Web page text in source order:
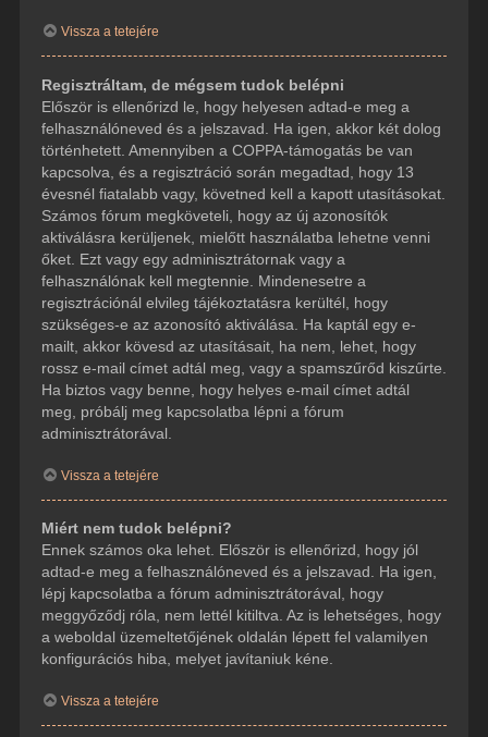
Vissza a tetejére
Regisztráltam, de mégsem tudok belépni
Először is ellenőrizd le, hogy helyesen adtad-e meg a
felhasználóneved és a jelszavad. Ha igen, akkor két dolog
történhetett. Amennyiben a COPPA-támogatás be van
kapcsolva, és a regisztráció során megadtad, hogy 13
évesnél fiatalabb vagy, követned kell a kapott utasításokat.
Számos fórum megköveteli, hogy az új azonosítók
aktiválásra kerüljenek, mielőtt használatba lehetne venni
őket. Ezt vagy egy adminisztrátornak vagy a
felhasználónak kell megtennie. Mindenesetre a
regisztrációnál elvileg tájékoztatásra kerültél, hogy
szükséges-e az azonosító aktiválása. Ha kaptál egy e-
mailt, akkor kövesd az utasításait, ha nem, lehet, hogy
rossz e-mail címet adtál meg, vagy a spamszűrőd kiszűrte.
Ha biztos vagy benne, hogy helyes e-mail címet adtál
meg, próbálj meg kapcsolatba lépni a fórum
adminisztrátorával.
Vissza a tetejére
Miért nem tudok belépni?
Ennek számos oka lehet. Először is ellenőrizd, hogy jól
adtad-e meg a felhasználóneved és a jelszavad. Ha igen,
lépj kapcsolatba a fórum adminisztrátorával, hogy
meggyőződj róla, nem lettél kitiltva. Az is lehetséges, hogy
a weboldal üzemeltetőjének oldalán lépett fel valamilyen
konfigurációs hiba, melyet javítaniuk kéne.
Vissza a tetejére